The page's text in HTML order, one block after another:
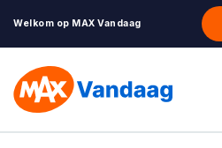
Welkom op MAX Vandaag